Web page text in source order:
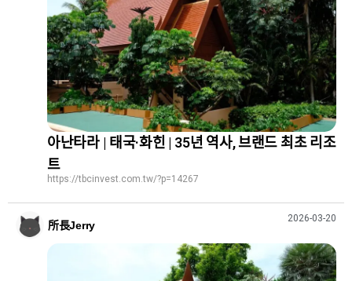
아난타라 | 태국·화힌 | 35년 역사, 브랜드 최초 리조
트
https://tbcinvest.com.tw/?p=14267
所長Jerry
2026-03-20